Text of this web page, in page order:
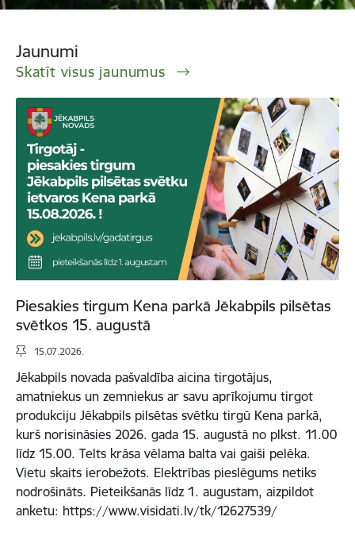
Jaunumi
Skatīt visus jaunumus
Piesakies tirgum Kena parkā Jēkabpils pilsētas
svētkos 15. augustā
15.07.2026.
Jēkabpils novada pašvaldība aicina tirgotājus,
amatniekus un zemniekus ar savu aprīkojumu tirgot
produkciju Jēkabpils pilsētas svētku tirgū Kena parkā,
kurš norisināsies 2026. gada 15. augustā no plkst. 11.00
līdz 15.00. Telts krāsa vēlama balta vai gaiši pelēka.
Vietu skaits ierobežots. Elektrības pieslēgums netiks
nodrošināts. Pieteikšanās līdz 1. augustam, aizpildot
anketu: https://www.visidati.lv/tk/12627539/